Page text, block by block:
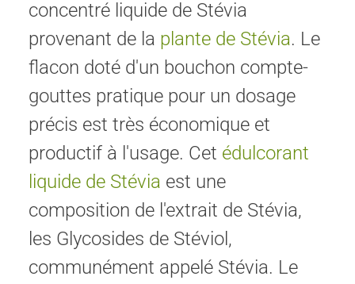
concentré liquide de Stévia
provenant de la plante de Stévia. Le
flacon doté d'un bouchon compte-
gouttes pratique pour un dosage
précis est très économique et
productif à l'usage. Cet édulcorant
liquide de Stévia est une
composition de l'extrait de Stévia,
les Glycosides de Stéviol,
communément appelé Stévia. Le